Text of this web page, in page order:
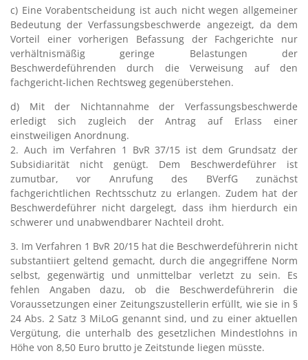
c) Eine Vorabentscheidung ist auch nicht wegen allgemeiner
Bedeutung der Verfassungsbeschwerde angezeigt, da dem
Vorteil einer vorherigen Befassung der Fachgerichte nur
verhältnismäßig geringe Belastungen der
Beschwerdeführenden durch die Verweisung auf den
fachgericht-lichen Rechtsweg gegenüberstehen.
d) Mit der Nichtannahme der Verfassungsbeschwerde
erledigt sich zugleich der Antrag auf Erlass einer
einstweiligen Anordnung.
2. Auch im Verfahren 1 BvR 37/15 ist dem Grundsatz der
Subsidiarität nicht genügt. Dem Beschwerdeführer ist
zumutbar, vor Anrufung des BVerfG zunächst
fachgerichtlichen Rechtsschutz zu erlangen. Zudem hat der
Beschwerdeführer nicht dargelegt, dass ihm hierdurch ein
schwerer und unabwendbarer Nachteil droht.
3. Im Verfahren 1 BvR 20/15 hat die Beschwerdeführerin nicht
substantiiert geltend gemacht, durch die angegriffene Norm
selbst, gegenwärtig und unmittelbar verletzt zu sein. Es
fehlen Angaben dazu, ob die Beschwerdeführerin die
Voraussetzungen einer Zeitungszustellerin erfüllt, wie sie in §
24 Abs. 2 Satz 3 MiLoG genannt sind, und zu einer aktuellen
Vergütung, die unterhalb des gesetzlichen Mindestlohns in
Höhe von 8,50 Euro brutto je Zeitstunde liegen müsste.